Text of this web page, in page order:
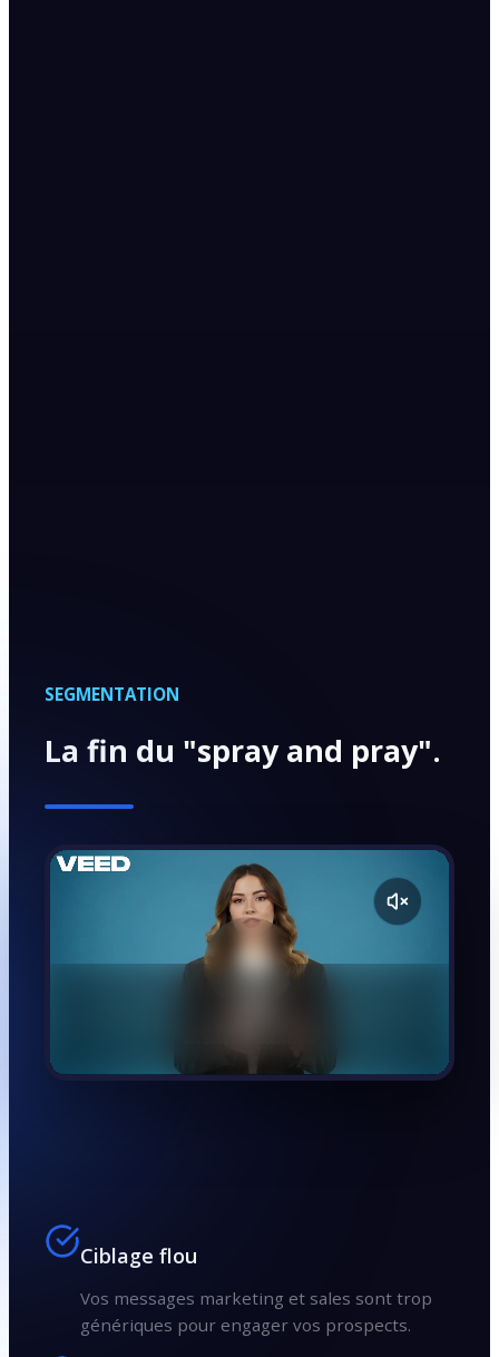
SEGMENTATION
La fin du "spray and pray".
Ciblage flou
Vos messages marketing et sales sont trop
génériques pour engager vos prospects.